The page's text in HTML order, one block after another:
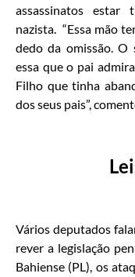
assassinatos estar
nazista. “Essa mão
dedo da omissão. O
essa que o pai
Filho que tinha
dos seus pais”,
Vários deputados
rever a legislação
Bahiense (PL), os